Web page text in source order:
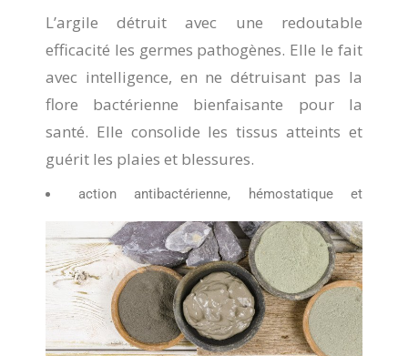
L’argile détruit avec une redoutable
efficacité les germes pathogènes. Elle le fait
avec intelligence, en ne détruisant pas la
flore bactérienne bienfaisante pour la
santé. Elle consolide les tissus atteints et
guérit les plaies et blessures.
action antibactérienne, hémostatique et